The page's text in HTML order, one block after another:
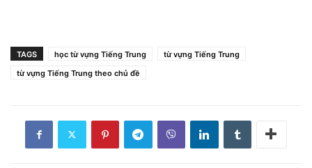
TAGS học từ vựng Tiếng Trung
từ vựng Tiếng Trung
từ vựng Tiếng Trung theo chủ đề